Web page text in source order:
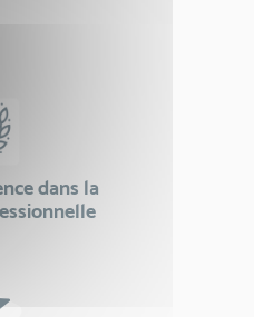
dans la